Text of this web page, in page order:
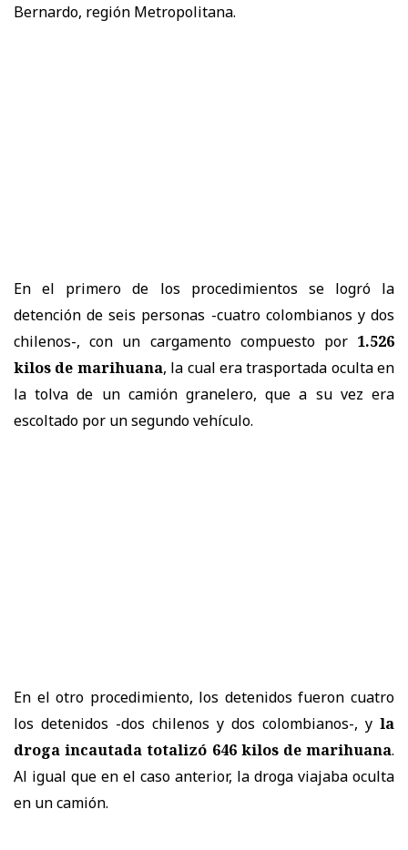
Bernardo, región Metropolitana.
En el primero de los procedimientos se logró la
detención de seis personas -cuatro colombianos y dos
chilenos-, con un cargamento compuesto por 1.526
kilos de marihuana, la cual era trasportada oculta en
la tolva de un camión granelero, que a su vez era
escoltado por un segundo vehículo.
En el otro procedimiento, los detenidos fueron cuatro
los detenidos -dos chilenos y dos colombianos-, y la
droga incautada totalizó 646 kilos de marihuana.
Al igual que en el caso anterior, la droga viajaba oculta
en un camión.